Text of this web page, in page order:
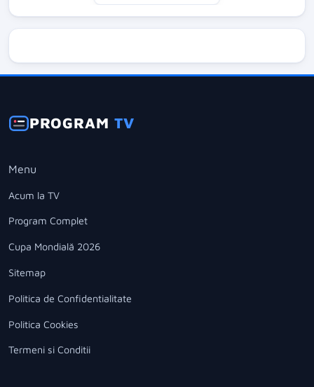
PROGRAMTV
Menu
Acum la TV
Program Complet
Cupa Mondială 2026
Sitemap
Politica de Confidentialitate
Politica Cookies
Termeni si Conditii